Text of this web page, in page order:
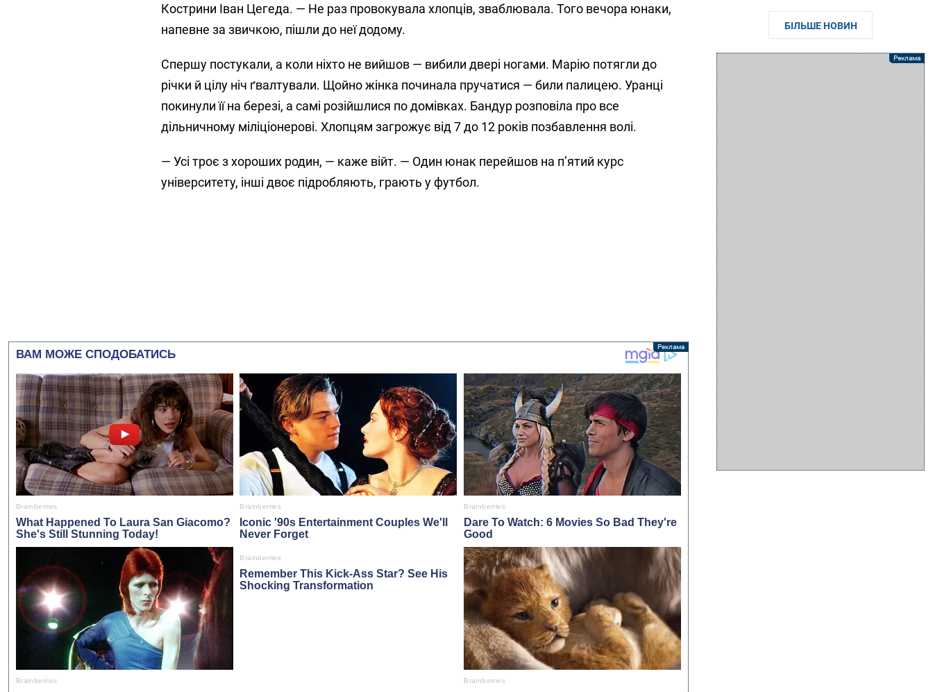
Кострини Іван Цегеда. — Не раз провокувала хлопців, зваблювала. Того вечора юнаки,
напевне за звичкою, пішли до неї додому.
Спершу постукали, а коли ніхто не вийшов — вибили двері ногами. Марію потягли до
річки й цілу ніч ґвалтували. Щойно жінка починала пручатися — били палицею. Уранці
покинули її на березі, а самі розійшлися по домівках. Бандур розповіла про все
дільничному міліціонерові. Хлопцям загрожує від 7 до 12 років позбавлення волі.
— Усі троє з хороших родин, — каже війт. — Один юнак перейшов на п’ятий курс
університету, інші двоє підробляють, грають у футбол.
БІЛЬШЕ НОВИН